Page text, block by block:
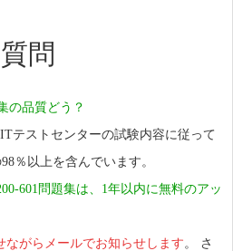
問
の品質どう？
テストセンターの試験内容に従って
％以上を含んでいます。
601問題集は、1年以内に無料のアッ
ながらメールでお知らせします 。 さ